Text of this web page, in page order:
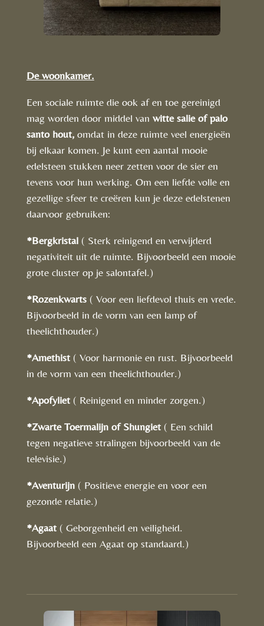
De woonkamer.
Een sociale ruimte die ook af en toe gereinigd
mag worden door middel van witte salie of palo
santo hout,omdat in deze ruimte veel energieën
bij elkaar komen. Je kunt een aantal mooie
edelsteen stukken neer zetten voor de sier en
tevens voor hun werking. Om een liefde volle en
gezellige sfeer te creëren kun je deze edelstenen
daarvoor gebruiken:
*Bergkristal( Sterk reinigend en verwijderd
negativiteit uit de ruimte. Bijvoorbeeld een mooie
grote cluster op je salontafel.)
*Rozenkwarts( Voor een liefdevol thuis en vrede.
Bijvoorbeeld in de vorm van een lamp of
theelichthouder.)
*Amethist( Voor harmonie en rust. Bijvoorbeeld
in de vorm van een theelichthouder.)
*Apofyliet( Reinigend en minder zorgen.)
*Zwarte Toermalijn of Shungiet( Een schild
tegen negatieve stralingen bijvoorbeeld van de
televisie.)
*Aventurijn( Positieve energie en voor een
gezonde relatie.)
*Agaat( Geborgenheid en veiligheid.
Bijvoorbeeld een Agaat op standaard.)